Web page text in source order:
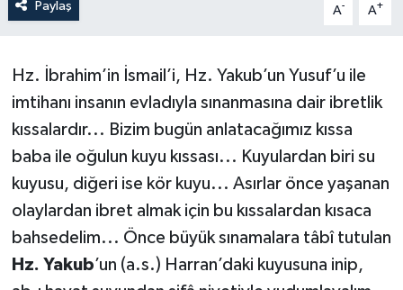
Paylaş A- A+
Hz. İbrahim’in İsmail’i, Hz. Yakub’un Yusuf’u ile
imtihanı insanın evladıyla sınanmasına dair ibretlik
kıssalardır... Bizim bugün anlatacağımız kıssa
baba ile oğulun kuyu kıssası... Kuyulardan biri su
kuyusu, diğeri ise kör kuyu... Asırlar önce yaşanan
olaylardan ibret almak için bu kıssalardan kısaca
bahsedelim... Önce büyük sınamalara tâbî tutulan
Hz. Yakub’un (a.s.) Harran’daki kuyusuna inip,
SAĞLIK
SPOR
TARİH
TASAVVUF
YAŞAM VE ÇEVRE